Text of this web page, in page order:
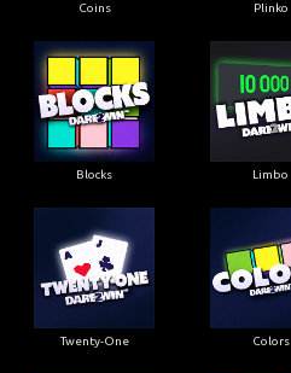
Coins Plinko
Blocks Limbo
Twenty-One Colors